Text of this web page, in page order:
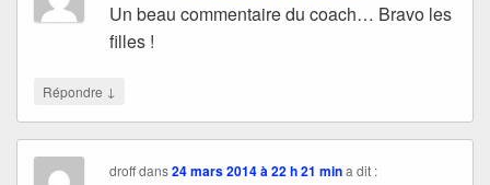
Un beau commentaire du coach… Bravo les
filles !
Répondre ↓
droffdans24 mars 2014 à 22 h 21 min a dit :